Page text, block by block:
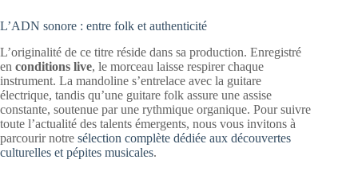
L’ADN sonore : entre folk et authenticité
L’originalité de ce titre réside dans sa production. Enregistré
en conditions live, le morceau laisse respirer chaque
instrument. La mandoline s’entrelace avec la guitare
électrique, tandis qu’une guitare folk assure une assise
constante, soutenue par une rythmique organique. Pour suivre
toute l’actualité des talents émergents, nous vous invitons à
parcourir notre sélection complète dédiée aux découvertes
culturelles et pépites musicales.